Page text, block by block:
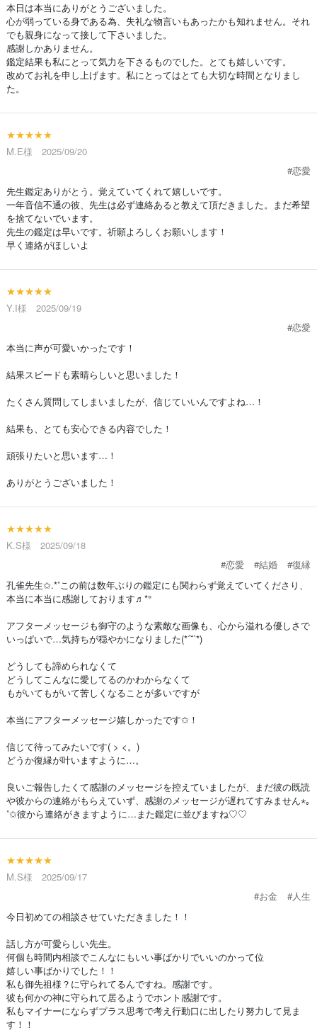
本日は本当にありがとうございました。
心が弱っている身である為、失礼な物言いもあったかも知れません。それ
でも親身になって接して下さいました。
感謝しかありません。
鑑定結果も私にとって気力を下さるものでした。とても嬉しいです。
改めてお礼を申し上げます。私にとってはとても大切な時間となりまし
た。
★★★★★
M.E様 2025/09/20
#恋愛
先生鑑定ありがとう。覚えていてくれて嬉しいです。
一年音信不通の彼、先生は必ず連絡あると教えて頂だきました。まだ希望
を捨てないでいます。
先生の鑑定は早いです。祈願よろしくお願いします！
早く連絡がほしいよ
★★★★★
Y.I様 2025/09/19
#恋愛
本当に声が可愛いかったです！
結果スピードも素晴らしいと思いました！
たくさん質問してしまいましたが、信じていいんですよね…！
結果も、とても安心できる内容でした！
頑張りたいと思います…！
ありがとうございました！
★★★★★
K.S様 2025/09/18
#恋愛
#結婚
#復縁
孔雀先生✩.*˚この前は数年ぶりの鑑定にも関わらず覚えていてくださり、
本当に本当に感謝しております♬*°
アフターメッセージも御守のような素敵な画像も、心から溢れる優しさで
いっぱいで…気持ちが穏やかになりました(*ˊ˘ˋ*)
どうしても諦められなくて
どうしてこんなに愛してるのかわからなくて
もがいてもがいて苦しくなることが多いですが
本当にアフターメッセージ嬉しかったです✩！
信じて待ってみたいです( > <。)
どうか復縁が叶いますように…。
良いご報告したくて感謝のメッセージを控えていましたが、まだ彼の既読
や彼からの連絡がもらえていず、感謝のメッセージが遅れてすみません⋆｡
˚✩彼から連絡がきますように…また鑑定に並びますね♡♡
★★★★★
M.S様 2025/09/17
#お金
#人生
今日初めての相談させていただきました！！
話し方が可愛らしい先生。
何個も時間内相談でこんなにもいい事ばかりでいいのかって位
嬉しい事ばかりでした！！
私も御先祖様？に守られてるんですね。感謝です。
彼も何かの神に守られて居るようでホント感謝です。
私もマイナーにならずプラス思考で考え行動口に出したり努力して見ま
す！！